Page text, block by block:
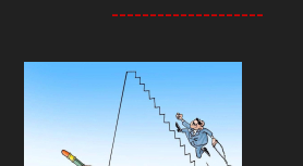
--------------------